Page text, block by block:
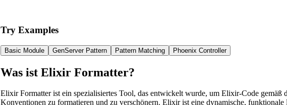
Try Examples
Basic Module GenServer Pattern Pattern Matching Phoenix Controller
Was ist Elixir Formatter?
Elixir Formatter ist ein spezialisiertes Tool, das entwickelt wurde, um Elixir-Code
Konventionen zu formatieren und zu verschönern. Elixir ist eine dynamische,